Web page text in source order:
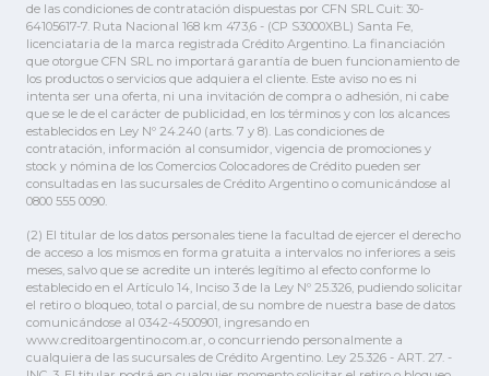
de las condiciones de contratación dispuestas por CFN SRL Cuit: 30-
64105617-7. Ruta Nacional 168 km 473,6 - (CP S3000XBL) Santa Fe,
licenciataria de la marca registrada Crédito Argentino. La financiación
que otorgue CFN SRL no importará garantía de buen funcionamiento de
los productos o servicios que adquiera el cliente. Este aviso no es ni
intenta ser una oferta, ni una invitación de compra o adhesión, ni cabe
que se le de el carácter de publicidad, en los términos y con los alcances
establecidos en Ley Nº 24.240 (arts. 7 y 8). Las condiciones de
contratación, información al consumidor, vigencia de promociones y
stock y nómina de los Comercios Colocadores de Crédito pueden ser
consultadas en las sucursales de Crédito Argentino o comunicándose al
0800 555 0090.
(2) El titular de los datos personales tiene la facultad de ejercer el derecho
de acceso a los mismos en forma gratuita a intervalos no inferiores a seis
meses, salvo que se acredite un interés legítimo al efecto conforme lo
establecido en el Artículo 14, Inciso 3 de la Ley Nº 25.326, pudiendo solicitar
el retiro o bloqueo, total o parcial, de su nombre de nuestra base de datos
comunicándose al 0342-4500901, ingresando en
www.creditoargentino.com.ar, o concurriendo personalmente a
cualquiera de las sucursales de Crédito Argentino. Ley 25.326 - ART. 27. -